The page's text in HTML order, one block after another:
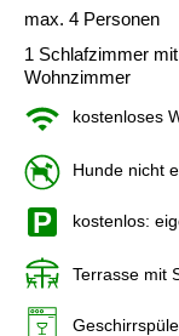
max. 4 Personen
1 Schlafzimmer
Wohnzimmer
kostenloses
Hunde nicht
kostenlos:
Terrasse mit